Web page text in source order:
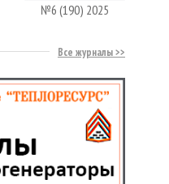
№6 (190) 2025
Все журналы